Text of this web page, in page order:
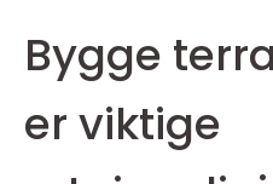
Bygge
er viktige